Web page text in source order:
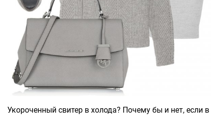
Укороченный свитер в холода? Почему бы и нет, если в